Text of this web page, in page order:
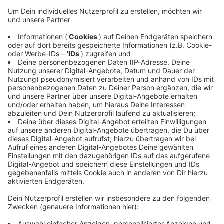
Anzeige
Der Zahnarzt soll sich 2017 mit Vertretern von
Kunstauktionshäusern im Breidenbacher Hof getroffen
haben. Mit dabei hatte er mehr als 20 angebliche
Bilder von Pablo Picasso. Den Experten soll dabei
aufgefallen sein, dass die Gemälde nicht echt waren.
Jetzt muss sich der Zahnarzt wegen der unerlaubten
Verwertung urheberrechtlich geschützter Werke
verantworten.
Anzeige